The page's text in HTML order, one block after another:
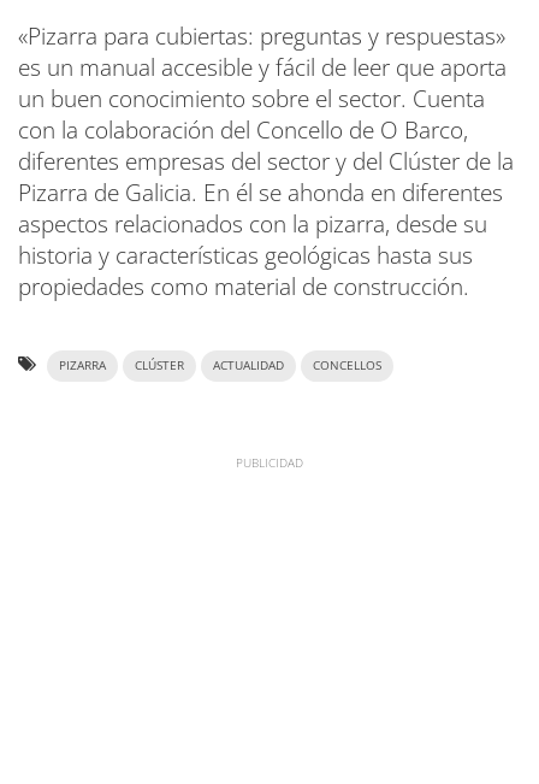
«Pizarra para cubiertas: preguntas y respuestas»
es un manual accesible y fácil de leer que aporta
un buen conocimiento sobre el sector. Cuenta
con la colaboración del Concello de O Barco,
diferentes empresas del sector y del Clúster de la
Pizarra de Galicia. En él se ahonda en diferentes
aspectos relacionados con la pizarra, desde su
historia y características geológicas hasta sus
propiedades como material de construcción.
PIZARRA CLÚSTER ACTUALIDAD CONCELLOS